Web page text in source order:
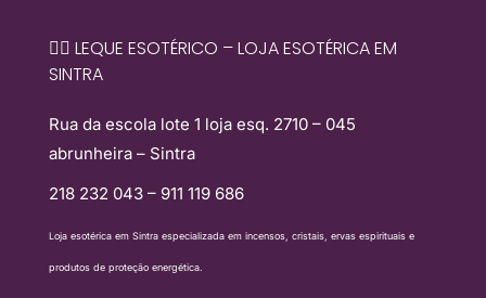
🧙‍♀️ LEQUE ESOTÉRICO – LOJA ESOTÉRICA EM
SINTRA
Rua da escola lote 1 loja esq. 2710 – 045
abrunheira – Sintra
218 232 043 – 911 119 686
Loja esotérica em Sintra especializada em incensos, cristais, ervas espirituais e
produtos de proteção energética.